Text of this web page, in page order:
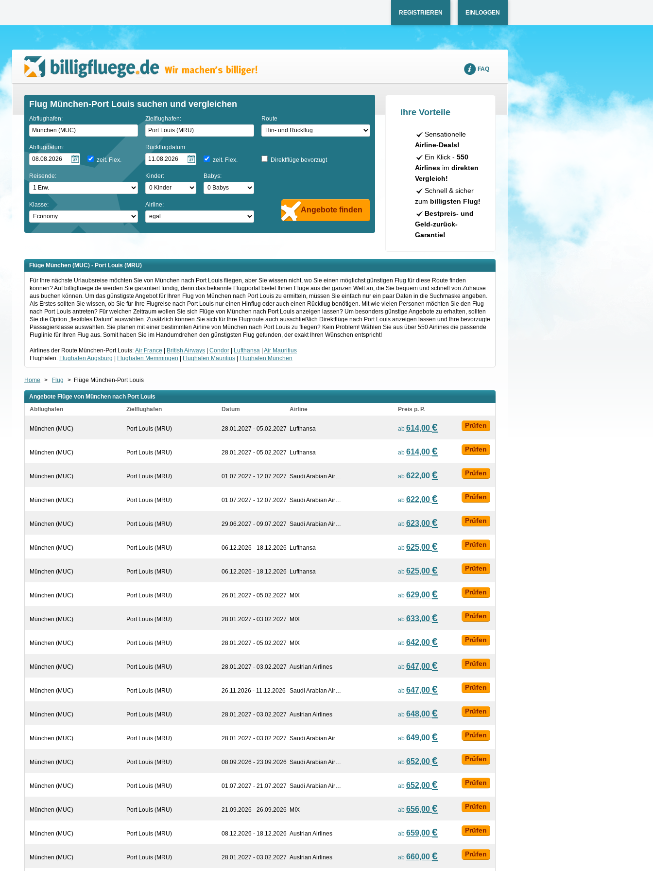
REGISTRIEREN EINLOGGEN
FAQ
Flug München-Port Louis suchen und vergleichen
Abflughafen: Zielflughafen: Route
Abflugdatum:
zeit. Flex.
Rückflugdatum:
zeit. Flex.
Direktflüge bevorzugt
Reisende: Kinder: Babys:
Klasse: Airline:
Angebote finden
Ihre Vorteile
Sensationelle
Airline-Deals!
Ein Klick - 550
Airlinesim direkten
Vergleich!
Schnell & sicher
zum billigsten Flug!
Bestpreis- und
Geld-zurück-
Garantie!
Flüge München (MUC) - Port Louis (MRU)
Für Ihre nächste Urlaubsreise möchten Sie von München nach Port Louis fliegen, aber Sie wissen nicht, wo Sie einen möglichst günstigen Flug für diese Route finden
können? Auf billigfluege.de werden Sie garantiert fündig, denn das bekannte Flugportal bietet Ihnen Flüge aus der ganzen Welt an, die Sie bequem und schnell von Zuhause
aus buchen können. Um das günstigste Angebot für Ihren Flug von München nach Port Louis zu ermitteln, müssen Sie einfach nur ein paar Daten in die Suchmaske angeben.
Als Erstes sollten Sie wissen, ob Sie für Ihre Flugreise nach Port Louis nur einen Hinflug oder auch einen Rückflug benötigen. Mit wie vielen Personen möchten Sie den Flug
nach Port Louis antreten? Für welchen Zeitraum wollen Sie sich Flüge von München nach Port Louis anzeigen lassen? Um besonders günstige Angebote zu erhalten, sollten
Sie die Option „flexibles Datum" auswählen. Zusätzlich können Sie sich für Ihre Flugroute auch ausschließlich Direktflüge nach Port Louis anzeigen lassen und Ihre bevorzugte
Passagierklasse auswählen. Sie planen mit einer bestimmten Airline von München nach Port Louis zu fliegen? Kein Problem! Wählen Sie aus über 550 Airlines die passende
Fluglinie für Ihren Flug aus. Somit haben Sie im Handumdrehen den günstigsten Flug gefunden, der exakt Ihren Wünschen entspricht!
Airlines der Route München-Port Louis: Air France British Airways| Condor| Lufthansa| Air Mauritius
Flughäfen: Flughafen Augsburg Flughafen Memmingen Flughafen Mauritius| Flughafen München
Home > Flug > Flüge München-Port Louis
Angebote Flüge von München nach Port Louis
Abflughafen
Zielflughafen Datum Airline Preis p. P.
München (MUC) Port Louis (MRU) 28.01.2027 - 05.02.2027 Lufthansa ab 614,00 € Prüfen
München (MUC) Port Louis (MRU) 28.01.2027 - 05.02.2027 Lufthansa ab 614,00 € Prüfen
München (MUC) Port Louis (MRU) 01.07.2027 - 12.07.2027 Saudi Arabian Air… ab 622,00 € Prüfen
München (MUC) Port Louis (MRU) 01.07.2027 - 12.07.2027 Saudi Arabian Air… ab 622,00 € Prüfen
München (MUC) Port Louis (MRU) 29.06.2027 - 09.07.2027 Saudi Arabian Air… ab 623,00 € Prüfen
München (MUC) Port Louis (MRU) 06.12.2026 - 18.12.2026 Lufthansa ab 625,00 € Prüfen
München (MUC) Port Louis (MRU) 06.12.2026 - 18.12.2026 Lufthansa ab 625,00 € Prüfen
München (MUC) Port Louis (MRU) 26.01.2027 - 05.02.2027 MIX ab 629,00 € Prüfen
München (MUC) Port Louis (MRU) 28.01.2027 - 03.02.2027 MIX ab 633,00 € Prüfen
München (MUC) Port Louis (MRU) 28.01.2027 - 05.02.2027 MIX ab 642,00 € Prüfen
München (MUC) Port Louis (MRU) 28.01.2027 - 03.02.2027 Austrian Airlines ab 647,00 € Prüfen
München (MUC) Port Louis (MRU) 26.11.2026 - 11.12.2026 Saudi Arabian Air… ab 647,00 € Prüfen
München (MUC) Port Louis (MRU) 28.01.2027 - 03.02.2027 Austrian Airlines ab 648,00 € Prüfen
München (MUC) Port Louis (MRU) 28.01.2027 - 03.02.2027 Saudi Arabian Air… ab 649,00 € Prüfen
München (MUC) Port Louis (MRU) 08.09.2026 - 23.09.2026 Saudi Arabian Air… ab 652,00 € Prüfen
München (MUC) Port Louis (MRU) 01.07.2027 - 21.07.2027 Saudi Arabian Air… ab 652,00 € Prüfen
München (MUC) Port Louis (MRU) 21.09.2026 - 26.09.2026 MIX ab 656,00 € Prüfen
München (MUC) Port Louis (MRU) 08.12.2026 - 18.12.2026 Austrian Airlines ab 659,00 € Prüfen
München (MUC) Port Louis (MRU) 28.01.2027 - 03.02.2027 Austrian Airlines ab 660,00 € Prüfen